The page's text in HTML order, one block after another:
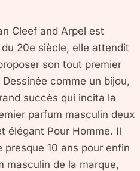
Cleef and Arpel est
20e siècle, elle attendit
son tout premier
comme un bijou,
succès qui incita la
parfum masculin deux
élégant Pour Homme. Il
10 ans pour enfin
masculin de la marque,